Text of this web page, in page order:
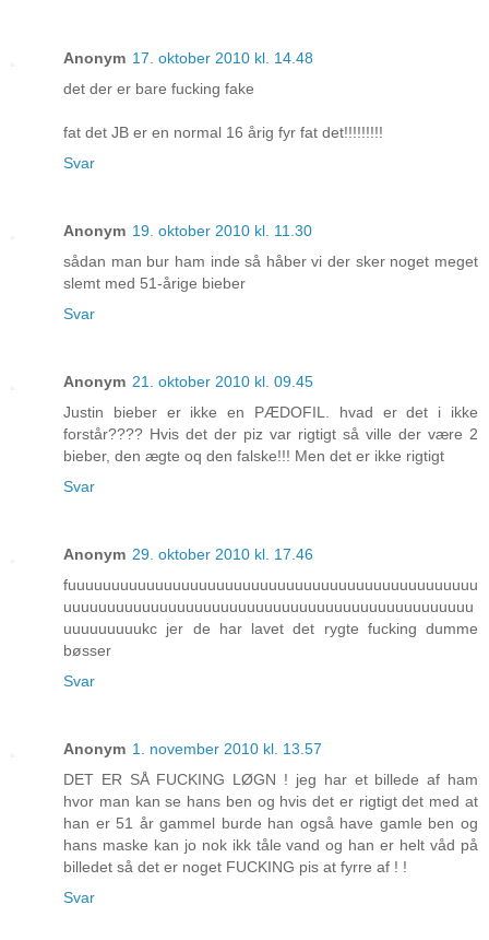
Anonym 17. oktober 2010 kl. 14.48
det der er bare fucking fake
fat det JB er en normal 16 årig fyr fat det!!!!!!!!!
Svar
Anonym 19. oktober 2010 kl. 11.30
sådan man bur ham inde så håber vi der sker noget meget
slemt med 51-årige bieber
Svar
Anonym 21. oktober 2010 kl. 09.45
Justin bieber er ikke en PÆDOFIL. hvad er det i ikke
forstår???? Hvis det der piz var rigtigt så ville der være 2
bieber, den ægte oq den falske!!! Men det er ikke rigtigt
Svar
Anonym 29. oktober 2010 kl. 17.46
fuuuuuuuuuuuuuuuuuuuuuuuuuuuuuuuuuuuuuuuuuuuuuuu
uuuuuuuuuuuuuuuuuuuuuuuuuuuuuuuuuuuuuuuuuuuuuuu
uuuuuuuuukc jer de har lavet det rygte fucking dumme
bøsser
Svar
Anonym 1. november 2010 kl. 13.57
DET ER SÅ FUCKING LØGN ! jeg har et billede af ham
hvor man kan se hans ben og hvis det er rigtigt det med at
han er 51 år gammel burde han også have gamle ben og
hans maske kan jo nok ikk tåle vand og han er helt våd på
billedet så det er noget FUCKING pis at fyrre af ! !
Svar